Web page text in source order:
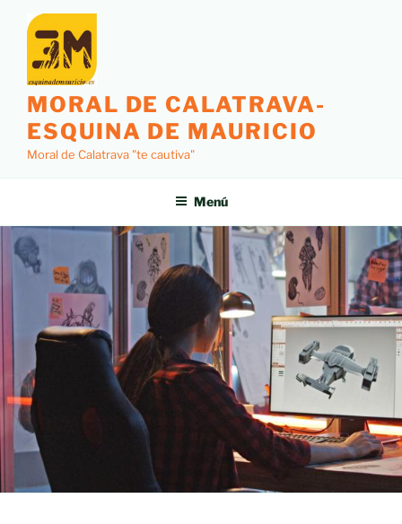
MORAL DE CALATRAVA-
ESQUINA DE MAURICIO
Moral de Calatrava "te cautiva"
Menú